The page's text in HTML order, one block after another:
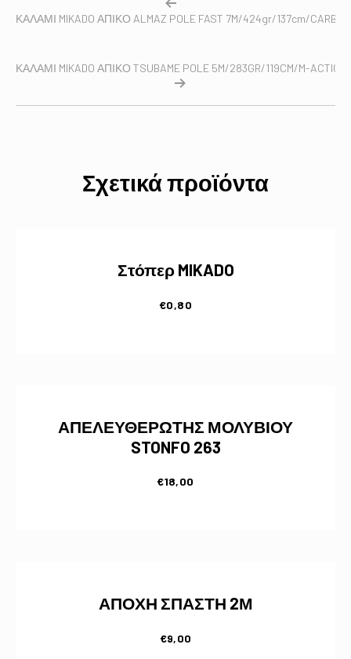
ΚΑΛΑΜΙ MIKADO ΑΠΙΚΟ ALMAZ POLE FAST 7M/424gr/137cm/CARBON
ΚΑΛΑΜΙ MIKADO ΑΠΙΚΟ TSUBAME POLE 5M/283GR/119CM/M-
Σχετικά προϊόντα
Στόπερ MIKADO
€0,80
ΑΠΕΛΕΥΘΕΡΩΤΗΣ ΜΟΛΥΒΙΟΥ
STONFO 263
€18,00
ΑΠΟΧΗ ΣΠΑΣΤΗ 2Μ
€9,00